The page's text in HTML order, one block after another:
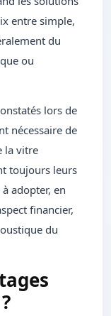
entre simple,
du
ou
lors de
nécessaire de
la vitre
toujours leurs
adopter, en
financier,
du